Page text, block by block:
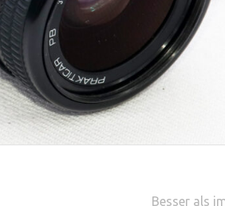
Besser als